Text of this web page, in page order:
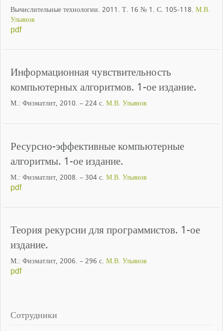
Вычислительные технологии. 2011. Т. 16 № 1. С. 105-118. М.В.
Ульянов
pdf
Информационная чувствительность
компьютерных алгоритмов. 1-ое издание.
М.: Физматлит, 2010. – 224 с. М.В. Ульянов
Ресурсно-эффективные компьютерные
алгоритмы. 1-ое издание.
М.: Физматлит, 2008. – 304 с. М.В. Ульянов
pdf
Теория рекурсии для программистов. 1-ое
издание.
М.: Физматлит, 2006. – 296 с. М.В. Ульянов
pdf
Сотрудники